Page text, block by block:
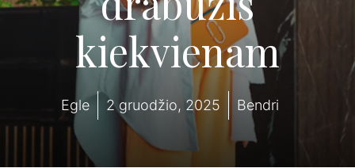
kiekvienam
Egle 2 gruodžio, 2025 Bendri